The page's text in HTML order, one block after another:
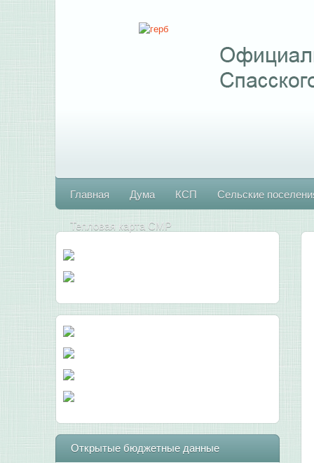
Главная Дума КСП Сельские
Тепловая карта СМР
Открытыебюджетные данные